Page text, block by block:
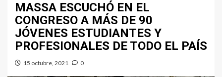
MASSA ESCUCHÓ EN EL
CONGRESO A MÁS DE 90
JÓVENES ESTUDIANTES Y
PROFESIONALES DE TODO EL PAÍS
15 octubre, 2021 0